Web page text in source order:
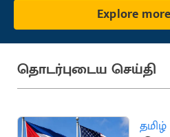
Explore
தொடர்புடைய செய்தி
தமிழ்